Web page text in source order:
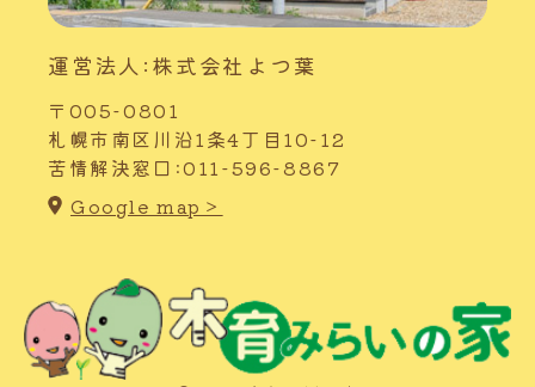
運営法人:株式会社よつ葉
〒005-0801
札幌市南区川沿1条4丁目10-12
苦情解決窓口:011-596-8867
Google map＞